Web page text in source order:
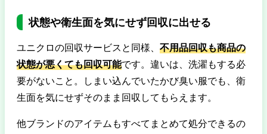
状態や衛生面を気にせず回収に出せる
ユニクロの回収サービスと同様、 不用品回収も商品の
状態が悪くても回収可能です。違いは、洗濯もする必
要がないこと。しまい込んでいたかび臭い服でも、衛
生面を気にせずそのまま回収してもらえます。
他ブランドのアイテムもすべてまとめて処分できるの